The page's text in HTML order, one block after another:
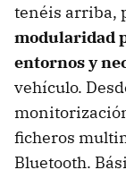
tenéis arriba,
modularidad
entornos y
vehículo.
ficheros
Bluetooth.